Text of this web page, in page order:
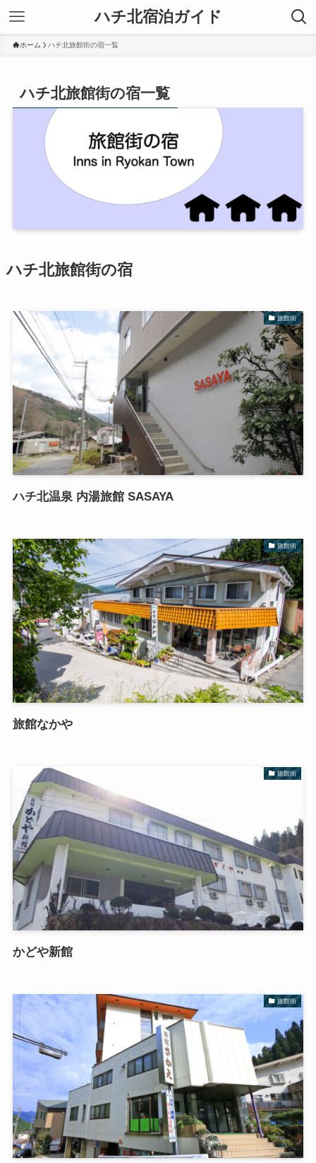
ハチ北宿泊ガイド
ホーム ハチ北旅館街の宿一覧
ハチ北旅館街の宿一覧
ハチ北旅館街の宿
旅館街
ハチ北温泉 内湯旅館 SASAYA
旅館街
旅館なかや
旅館街
かどや新館
旅館街